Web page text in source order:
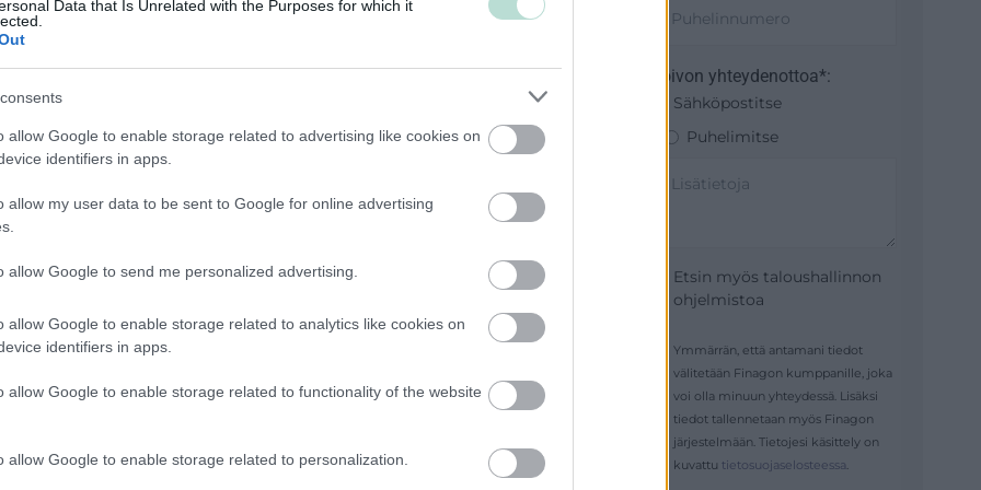
Data that Is Unrelated with the Purposes for which it
allow Google to enable storage related to advertising like cookies on
identifiers in apps.
allow my user data to be sent to Google for online advertising
allow Google to send me personalized advertising.
allow Google to enable storage related to analytics like cookies on
identifiers in apps.
allow Google to enable storage related to functionality of the website
allow Google to enable storage related to personalization.
Toiminimi
Informaatio ja viestintä
Kansainvälisten organisaatioiden ja toimielinten toiminta
Majoitus- ja ravitsemistoiminta
Palveluliiketoiminta
Rahoitus- ja vakuutustoiminta
Teollisuus
Toivon yhteydenottoa*:
Sähköpostitse
Puhelimitse
Etsin myös taloushallinnon
ohjelmistoa
Ymmärrän, että antamani tiedot
välitetään Finagon kumppanille, joka
voi olla minuun yhteydessä. Lisäksi
tiedot tallennetaan myös Finagon
järjestelmään. Tietojesi käsittely on
kuvattu tietosuojaselosteessa.